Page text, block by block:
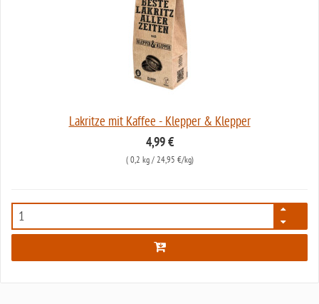
Lakritze mit Kaffee - Klepper & Klepper
4,99 €
( 0,2 kg/ 24,95 €/kg)
7745